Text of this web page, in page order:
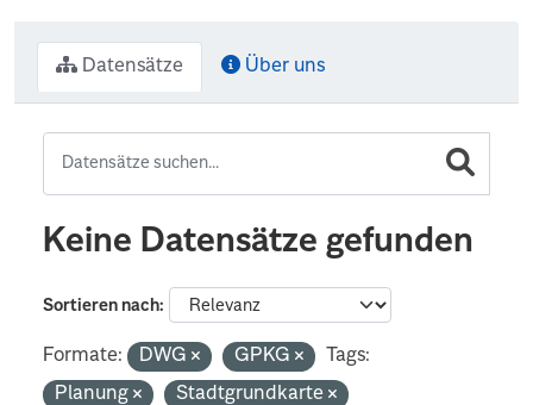
Datensätze Über uns
Keine Datensätze gefunden
Sortieren nach
Formate: DWG GPKG
Tags:
Planung
Stadtgrundkarte